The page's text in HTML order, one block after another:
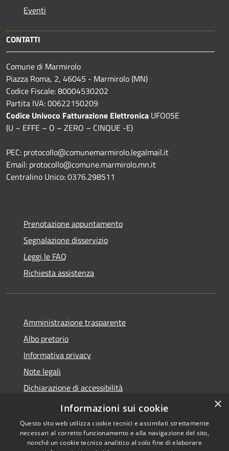
Eventi
CONTATTI
Comune di Marmirolo
Piazza Roma, 2, 46045 - Marmirolo (MN)
Codice Fiscale: 80004530202
Partita IVA: 00622150209
Codice Univoco Fatturazione Elettronica UFO05E
(U – EFFE – O – ZERO – CINQUE -E)
PEC: protocollo@comunemarmirolo.legalmail.it
Email: protocollo@comune.marmirolo.mn.it
Centralino Unico: 0376.298511
Prenotazione appuntamento
Segnalazione disservizio
Leggi le FAQ
Richiesta assistenza
Amministrazione trasparente
Albo pretorio
Informativa privacy
Note legali
Dichiarazione di accessibilità
Obiettivi di accessibilità
×
Informazioni sui cookie
Questo sito web utilizza cookie tecnici e assimilati strettamente
necessari al corretto funzionamento e alla navigazione del sito,
nonché un cookie tecnico analitico al solo fine di elaborare